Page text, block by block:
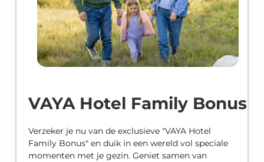
VAYA Hotel Family Bonus
Verzeker je nu van de exclusieve "VAYA Hotel
Family Bonus" en duik in een wereld vol speciale
momenten met je gezin. Geniet samen van